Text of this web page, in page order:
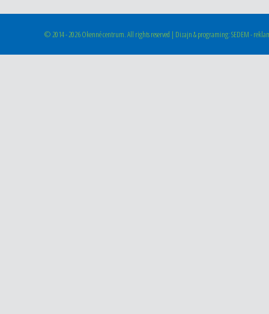
©2014 - 2026 Okenné centrum. All rights reserved | Dizajn & programing: SEDEM -